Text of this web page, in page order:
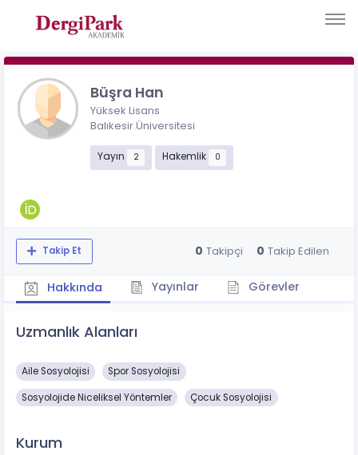
Büşra Han
Yüksek Lisans
Balıkesir Üniversitesi
Yayın 2 Hakemlik 0
Takip Et 0 Takipçi 0 Takip Edilen
Hakkında Yayınlar Görevler
Uzmanlık Alanları
Aile Sosyolojisi Spor Sosyolojisi
Sosyolojide Niceliksel Yöntemler Çocuk Sosyolojisi
Kurum